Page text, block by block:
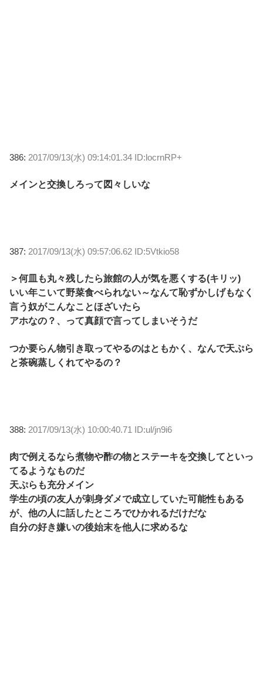
386: 2017/09/13(水) 09:14:01.34 ID:locrnRP+
メインと交換しろって図々しいな
387: 2017/09/13(水) 09:57:06.62 ID:5Vtkio58
＞何皿も丸々残したら旅館の人が気を悪くする(キリッ)
いい年こいて野菜食べられない～なんて恥ずかしげもなく
言う奴がこんなことほざいたら
アホなの？、って真顔で言ってしまいそうだ
つか要らん物引き取ってやるのはともかく、なんで天ぷら
と茶碗蒸しくれてやるの？
388: 2017/09/13(水) 10:00:40.71 ID:ul/jn9i6
肉で例えるなら煮物や酢の物とステーキを交換してといっ
てるようなものだ
天ぷらも充分メイン
学生の頃の友人が刺身ダメで成立していた可能性もある
が、他の人に話したところでひかれるだけだな
自分の好き嫌いの後始末を他人に求めるな